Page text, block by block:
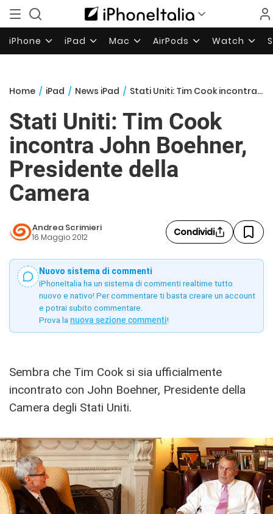
iPhone iPad Mac AirPods Watch
Home / iPad / News iPad / Stati Uniti: Tim Cook incontra John Boehner, Presidente della Camera
Stati Uniti: Tim Cook
incontra John Boehner,
Presidente della
Camera
Andrea Scrimieri
16 Maggio 2012 Condividi
Nuovo sistema di commenti
iPhoneItalia ha un sistema di commenti realtime tutto
nuovo e nativo! Per commentare ti basta creare un account
e potrai subito commentare.
Prova la nuova sezione commenti!
Sembra che Tim Cook si sia ufficialmente
incontrato con John Boehner, Presidente della
Camera degli Stati Uniti.